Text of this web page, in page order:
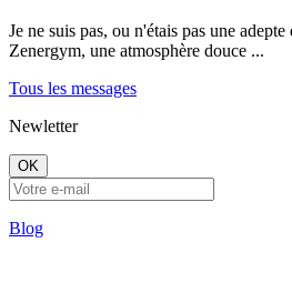
Je ne suis pas, ou n'étais pas une
Zenergym, une atmosphère douce ...
Tous les messages
Newletter
OK
Blog